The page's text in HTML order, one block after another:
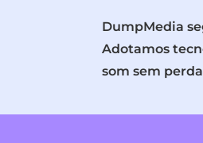
DumpMedia
Adotamos
som sem